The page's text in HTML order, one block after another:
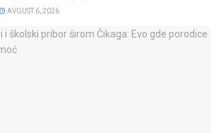
AVGUST 6, 2026